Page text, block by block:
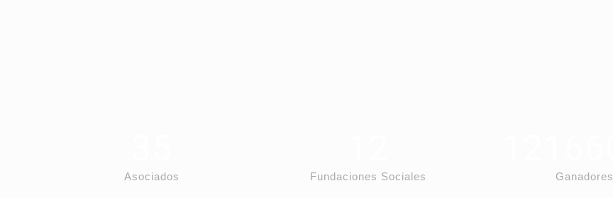
Asociados Fundaciones Sociales Ganadores